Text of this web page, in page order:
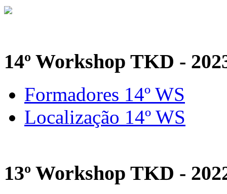
14º Workshop TKD -
Formadores 14º WS
Localização 14º WS
13º Workshop TKD -